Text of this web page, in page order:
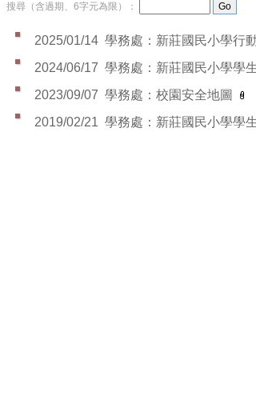
搜尋（含過期、6字元為限）：
2025/01/14 學務處：新莊國民小學行
2024/06/17 學務處：新莊國民小學學
2023/09/07 學務處：校園安全地圖
2019/02/21 學務處：新莊國民小學學